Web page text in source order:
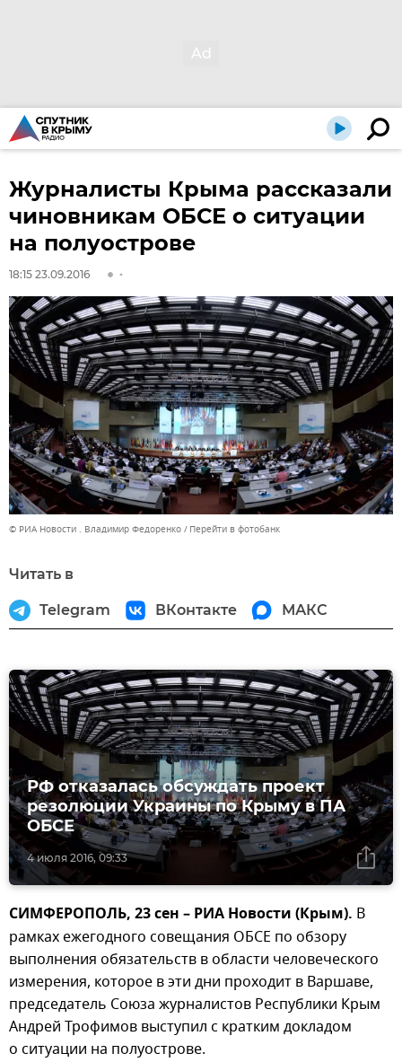
Журналисты Крыма рассказали
чиновникам ОБСЕ о ситуации
на полуострове
18:15 23.09.2016
© РИА Новости . Владимир Федоренко Перейти в фотобанк
Читать в
Telegram ВКонтакте МАКС
4 июля 2016, 09:33
РФ отказалась обсуждать проект
резолюции Украины по Крыму в ПА
ОБСЕ
СИМФЕРОПОЛЬ, 23 сен – РИА Новости (Крым). В
рамках ежегодного совещания ОБСЕ по обзору
выполнения обязательств в области человеческого
измерения, которое в эти дни проходит в Варшаве,
председатель Союза журналистов Республики Крым
Андрей Трофимов выступил с кратким докладом
о ситуации на полуострове.